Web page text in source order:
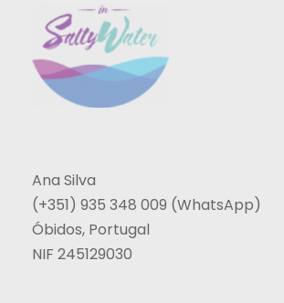
Ana Silva
(+351) 935 348 009 (WhatsApp)
Óbidos, Portugal
NIF 245129030